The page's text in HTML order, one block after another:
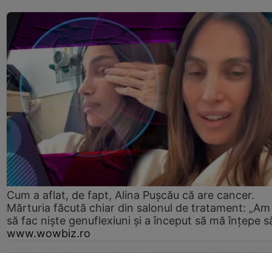
Cum a aflat, de fapt, Alina Pușcău că are cancer.
Mărturia făcută chiar din salonul de tratament:
să fac niște genuflexiuni și a început să mă înțepe
www.wowbiz.ro